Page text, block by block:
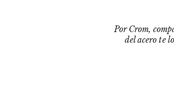
Por Crom,
del acero te